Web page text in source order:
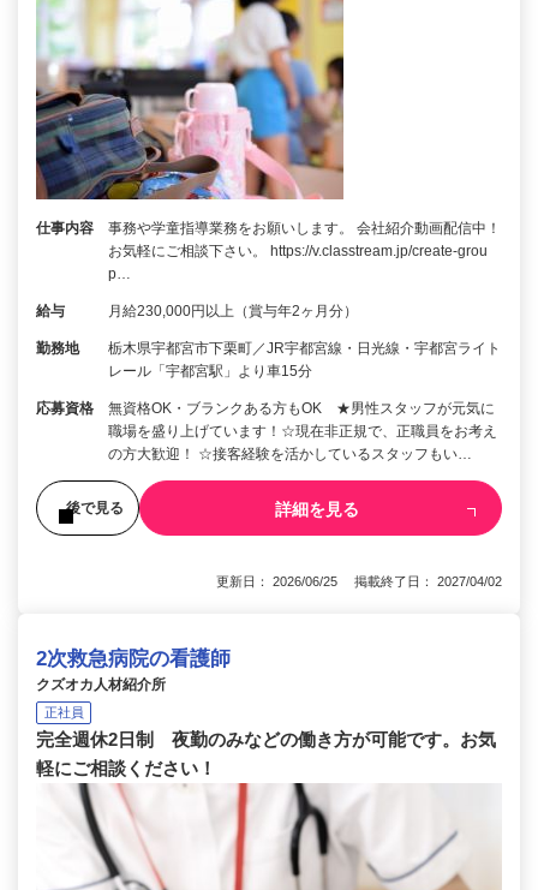
仕事内容
事務や学童指導業務をお願いします。 会社紹介動画配信中！
お気軽にご相談下さい。 https://v.classtream.jp/create-grou
p…
給与 月給230,000円以上（賞与年2ヶ月分）
勤務地
栃木県宇都宮市下栗町／JR宇都宮線・日光線・宇都宮ライト
レール「宇都宮駅」より車15分
応募資格
無資格OK・ブランクある方もOK ★男性スタッフが元気に
職場を盛り上げています！☆現在非正規で、正職員をお考え
の方大歓迎！ ☆接客経験を活かしているスタッフもい…
後で見る 詳細を見る
更新日： 2026/06/25 掲載終了日： 2027/04/02
2次救急病院の看護師
クズオカ人材紹介所
正社員
完全週休2日制 夜勤のみなどの働き方が可能です。お気
軽にご相談ください！